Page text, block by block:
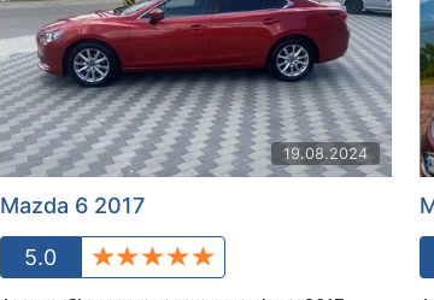
19.08.2024
Mazda 6 2017
5.0